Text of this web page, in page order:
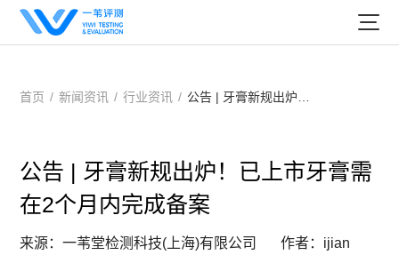
首页 / 新闻资讯 / 行业资讯 /
公告 | 牙膏新规出炉！已上市牙膏需
在2个月内完成备案
来源：一苇堂检测科技(上海)有限公司
作者：ijian